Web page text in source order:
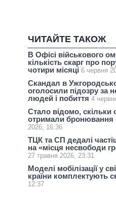
ЧИТАЙТЕ ТАКОЖ
В Офісі військового
кількість скарг про
чотири місяці 6 червня
Скандал в
оголосили підозру за
людей і побиття 4
Стало відомо, скільки
отримали бронювання
2026, 16:36
ТЦК та СП дедалі
на «місця несвободи
27 травня 2026, 23:31
Моделі мобілізації у
країни комплектують
12:37